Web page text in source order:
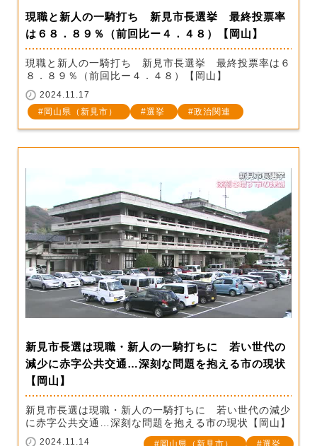
現職と新人の一騎打ち 新見市長選挙 最終投票率
は６８．８９％（前回比ー４．４８）【岡山】
現職と新人の一騎打ち 新見市長選挙 最終投票率は６
８．８９％（前回比ー４．４８）【岡山】
2024.11.17
岡山県（新見市）
選挙 政治関連
新見市長選は現職・新人の一騎打ちに 若い世代の
減少に赤字公共交通…深刻な問題を抱える市の現状
【岡山】
新見市長選は現職・新人の一騎打ちに 若い世代の減少
に赤字公共交通…深刻な問題を抱える市の現状【岡山】
2024.11.14